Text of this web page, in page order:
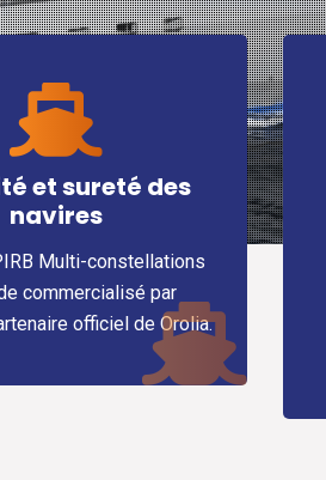
Appareils
navigation
L’aide à la navigation est
activités principales d’
avec des produits à la
progrès.